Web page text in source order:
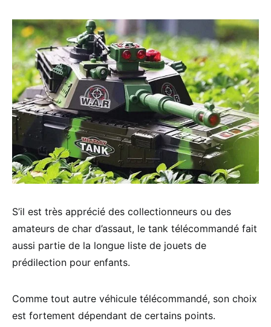
S’il est très apprécié des collectionneurs ou des
amateurs de char d’assaut, le tank télécommandé fait
aussi partie de la longue liste de jouets de
prédilection pour enfants.
Comme tout autre véhicule télécommandé, son choix
est fortement dépendant de certains points.